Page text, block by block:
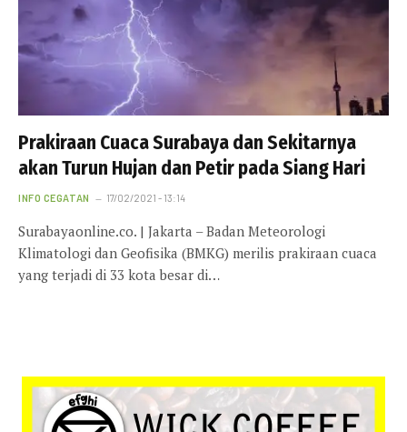
Prakiraan Cuaca Surabaya dan Sekitarnya
akan Turun Hujan dan Petir pada Siang Hari
INFO CEGATAN 17/02/2021 - 13:14
Surabayaonline.co. | Jakarta – Badan Meteorologi
Klimatologi dan Geofisika (BMKG) merilis prakiraan cuaca
yang terjadi di 33 kota besar di…